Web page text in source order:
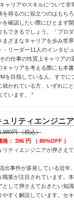
ャリアやスキルについて非
を得るのに役立つのはもち
を確認したい際にひとまず
もできるでしょう。「プロ
まざまなキャリアを歩み世
・リーダー11人のインタビ
の仕事の性質上キャリアの
キャリアを考える際にも本
を目指している人、すでに
就かれている方、いずれに
ています。 "
ュリティエンジニ
円 （税込）
格： 396 円 （ 80%OFF ）
リティエンジニアが押さえ
出事件が多発している近年
職業が注目されています。
として押さえておきたい知
やすく解説しています。セ